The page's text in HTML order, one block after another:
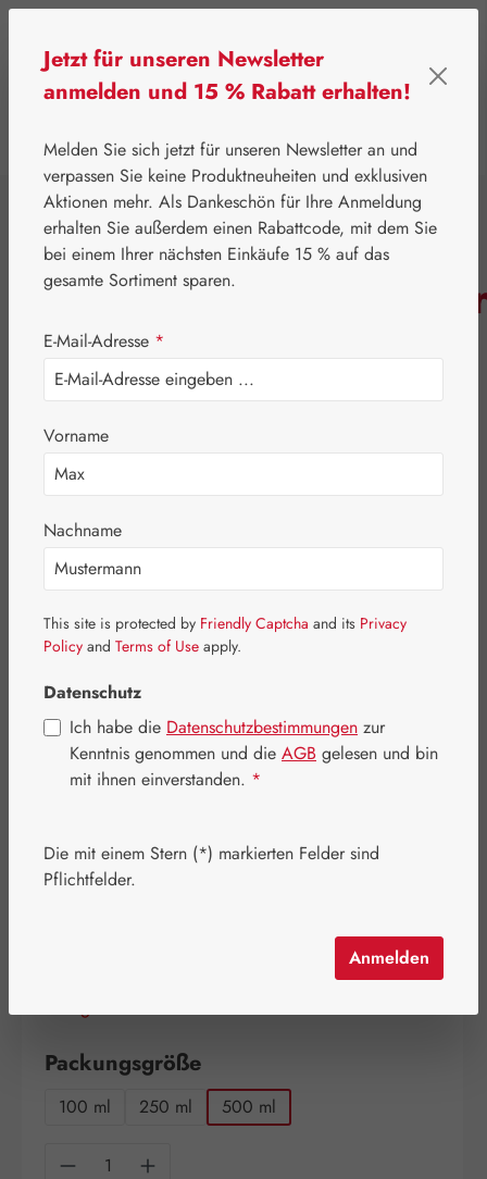
⌂
Pater Severin Naturprodukte
Aromatische Wässer
Bildergalerie überspringen
Regulärer Preis:
45,50 €
Schnell zuschlagen! Es sind nur noch wenige Artikel
Packungsgrößeauswählen
100 ml 250 ml 500 ml
Produkt Anzahl: Gib den gewünschten
Jetzt für unseren Newsletter
anmelden und 15 % Rabatt erhalten!
Melden Sie sich jetzt für unseren Newsletter an und
verpassen Sie keine Produktneuheiten und exklusiven
Aktionen mehr. Als Dankeschön für Ihre Anmeldung
erhalten Sie außerdem einen Rabattcode, mit dem Sie
bei einem Ihrer nächsten Einkäufe 15 % auf das
gesamte Sortiment sparen.
E-Mail-Adresse *
Vorname
Nachname
This site is protected by Friendly Captcha and its Privacy
Policy and Terms of Use apply.
Datenschutz
Ich habe die Datenschutzbestimmungen zur
Kenntnis genommen und die AGB gelesen und bin
mit ihnen einverstanden. *
Die mit einem Stern (*) markierten Felder sind
Pflichtfelder.
Anmelden